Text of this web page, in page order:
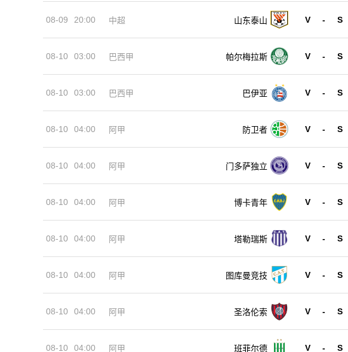
08-09 20:00 中超 山东泰山 V - S
08-10 03:00 巴西甲 帕尔梅拉斯 V - S
08-10 03:00 巴西甲 巴伊亚 V - S
08-10 04:00 阿甲 防卫者 V - S
08-10 04:00 阿甲 门多萨独立 V - S
08-10 04:00 阿甲 博卡青年 V - S
08-10 04:00 阿甲 塔勒瑞斯 V - S
08-10 04:00 阿甲 图库曼竞技 V - S
08-10 04:00 阿甲 圣洛伦索 V - S
08-10 04:00 阿甲 班菲尔德 V - S